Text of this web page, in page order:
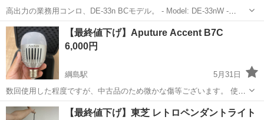
高出力の業務用コンロ、DE-33n BCモデル。 - Model: DE-33nW -
Model: DE-33n BC - Power Output: 16.55 kW / 14230 kcal/h ●バーナー
サイズ：...
神奈川 横浜市 綱島駅 キッチン家電 鋳物コンロ
【最終値下げ】Aputure Accent B7C
6,000円
綱島駅
5月31日
数回使用した程度ですが、中古品のため微かな傷等ございます。 使用
には問題ありません。 画像に写っているものが全てで、元箱などはご
ざいません。 ライト本体の他、ソケット付きのケーブルと延長コード
神奈川 横浜市 綱島駅 カメラ
【最終値下げ】東芝 レトロペンダントライト